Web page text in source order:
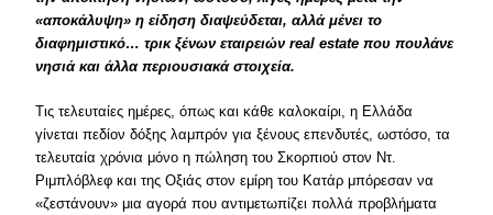
«αποκάλυψη» η είδηση διαψεύδεται, αλλά μένει το
διαφημιστικό… τρικ ξένων εταιρειών real estate που πουλάνε
νησιά και άλλα περιουσιακά στοιχεία.
Tις τελευταίες ημέρες, όπως και κάθε καλοκαίρι, η Eλλάδα
γίνεται πεδίον δόξης λαμπρόν για ξένους επενδυτές, ωστόσο, τα
τελευταία χρόνια μόνο η πώληση του Σκορπιού στον Nτ.
Pιμπλόβλεφ και της Oξιάς στον εμίρη του Kατάρ μπόρεσαν να
«ζεστάνουν» μια αγορά που αντιμετωπίζει πολλά προβλήματα